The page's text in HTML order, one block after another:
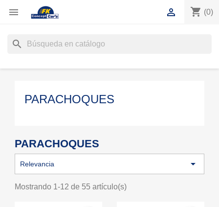
 shopping_cart (0)

search
PARACHOQUES
PARACHOQUES
Relevancia 
Mostrando 1-12 de 55 artículo(s)